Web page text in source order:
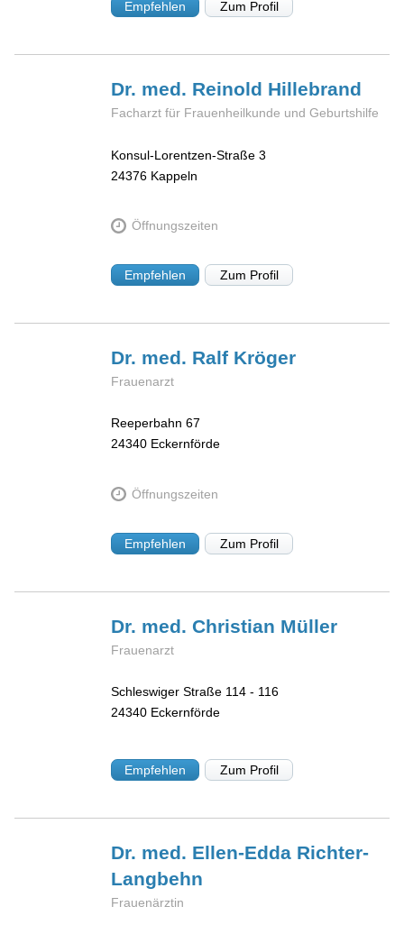
Empfehlen Zum Profil
Dr. med. Reinold Hillebrand
Facharzt für Frauenheilkunde und Geburtshilfe
Konsul-Lorentzen-Straße 3
24376 Kappeln
Öffnungszeiten
Empfehlen Zum Profil
Dr. med. Ralf Kröger
Frauenarzt
Reeperbahn 67
24340 Eckernförde
Öffnungszeiten
Empfehlen Zum Profil
Dr. med. Christian Müller
Frauenarzt
Schleswiger Straße 114 - 116
24340 Eckernförde
Empfehlen Zum Profil
Dr. med. Ellen-Edda Richter-
Langbehn
Frauenärztin